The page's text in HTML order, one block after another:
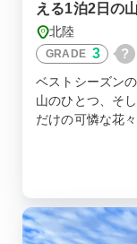
える1泊2日の
北陸
GRADE 3 ?
ベストシーズン
山のひとつ、そ
だけの可憐な花